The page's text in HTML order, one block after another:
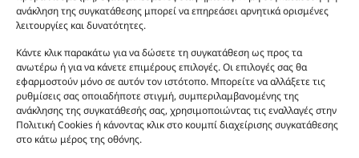
ανάκληση της συγκατάθεσης μπορεί να επηρεάσει αρνητικά ορισμένες
λειτουργίες και δυνατότητες.
Κάντε κλικ παρακάτω για να δώσετε τη συγκατάθεση ως προς τα
ανωτέρω ή για να κάνετε επιμέρους επιλογές. Οι επιλογές σας θα
εφαρμοστούν μόνο σε αυτόν τον ιστότοπο. Μπορείτε να αλλάξετε τις
ρυθμίσεις σας οποιαδήποτε στιγμή, συμπεριλαμβανομένης της
ανάκλησης της συγκατάθεσής σας, χρησιμοποιώντας τις εναλλαγές στην
Πολιτική Cookies ή κάνοντας κλικ στο κουμπί διαχείρισης συγκατάθεσης
στο κάτω μέρος της οθόνης.
Φύλο:Ανδρικά
Κωδικός προϊόντος :MP228
Νότες:
ΓΛΥΚΑ, ΕΝΤΟΝΑ, ΞΥΛΩΔΗ, ΠΟΥΔΡΕΝΙΑ, ΦΡΟΥΤΩΔΗ
Εποχές:ΦΘΙΝΟΠΩΡΟ, ΧΕΙΜΩΝΑΣ
Αρωματική Νότα:FRUITY, SWEET, WOODY
Συστατικά:Alcohol Denat, Aqua, PEG-40 Hydrogenated Castor Oil, Parfum,
Benzyl Alcohol, Benzyl Benzoate, Benzyl Salicylate, Cinnamal, Cinnamyl
Alcohol, Citronellol, Coumarin, Evernia Furfuracea Extract, Evernia
Prunastri Extract, Eugenol, Geraniol, Hydroxycitronellal, Isoeugenol,
Limonene, Linalool, CI 19140